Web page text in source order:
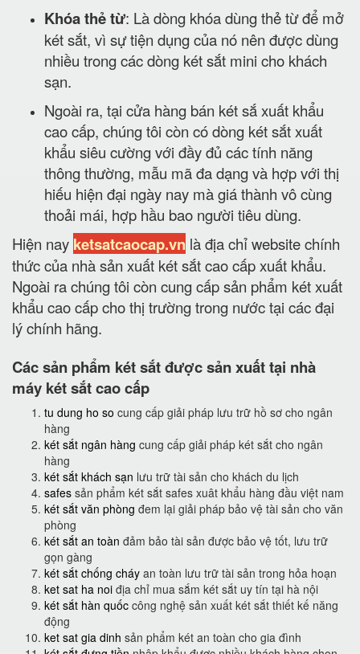
Khóa thẻ từ: Là dòng khóa dùng thẻ từ để mở
két sắt, vì sự tiện dụng của nó nên được dùng
nhiều trong các dòng két sắt mini cho khách
sạn.
Ngoài ra, tại cửa hàng bán két sắ xuất khẩu
cao cấp, chúng tôi còn có dòng két sắt xuất
khẩu siêu cường với đầy đủ các tính năng
thông thường, mẫu mã đa dạng và hợp với thị
hiếu hiện đại ngày nay mà giá thành vô cùng
thoải mái, hợp hầu bao người tiêu dùng.
Hiện nay ketsatcaocap.vn là địa chỉ website chính
thức của nhà sản xuất két sắt cao cấp xuất khẩu.
Ngoài ra chúng tôi còn cung cấp sản phẩm két xuất
khẩu cao cấp cho thị trường trong nước tại các đại
lý chính hãng.
Các sản phẩm két sắt được sản xuất tại nhà
máy két sắt cao cấp
tu dung ho so cung cấp giải pháp lưu trữ hồ sơ cho ngân
hàng
két sắt ngân hàng cung cấp giải pháp két sắt cho ngân
hàng
két sắt khách sạn lưu trữ tài sản cho khách du lịch
safes sản phẩm két sắt safes xuât khẩu hàng đầu việt nam
két sắt văn phòng đem lại giải pháp bảo vệ tài sản cho văn
phòng
két sắt an toàn đảm bảo tài sản được bảo vệ tốt, lưu trữ
gọn gàng
két sắt chống cháy an toàn lưu trữ tài sản trong hỏa hoạn
ket sat ha noi địa chỉ mua sắm két sắt uy tín tại hà nội
két sắt hàn quốc công nghệ sản xuất két sắt thiết kế năng
động
ket sat gia dinh sản phẩm két an toàn cho gia đình